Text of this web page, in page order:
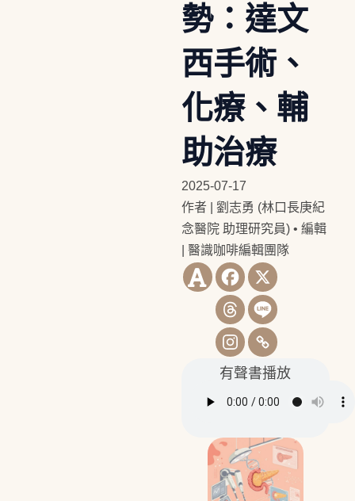
勢：達文
西手術、
化療、輔
助治療
2025-07-17
作者 | 劉志勇 (林口長庚紀
念醫院 助理研究員)• 編輯
| 醫識咖啡編輯團隊
有聲書播放